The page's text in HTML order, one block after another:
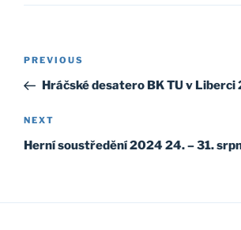
Post
Previous
Post
PREVIOUS
Hráčské desatero BK TU v Liberci
Next
Post
NEXT
Herní soustředění 2024 24. – 31.